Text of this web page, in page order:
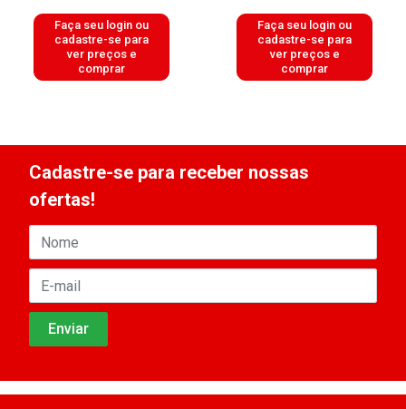
Faça seu login ou
cadastre-se para
ver preços e
comprar
Faça seu login ou
cadastre-se para
ver preços e
comprar
Cadastre-se para receber nossas
ofertas!